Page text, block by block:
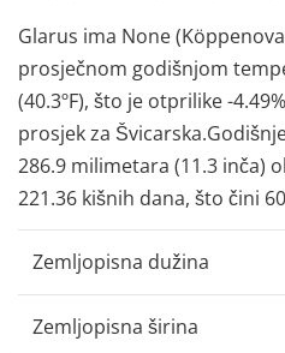
Glarus ima None
prosječnom godišnjom
(40.3ºF), što je otprilike -
prosjek za
286.9 milimetara (11.3 inča)
221.36 kišnih dana, što čini
Zemljopisna dužina
Zemljopisna širina